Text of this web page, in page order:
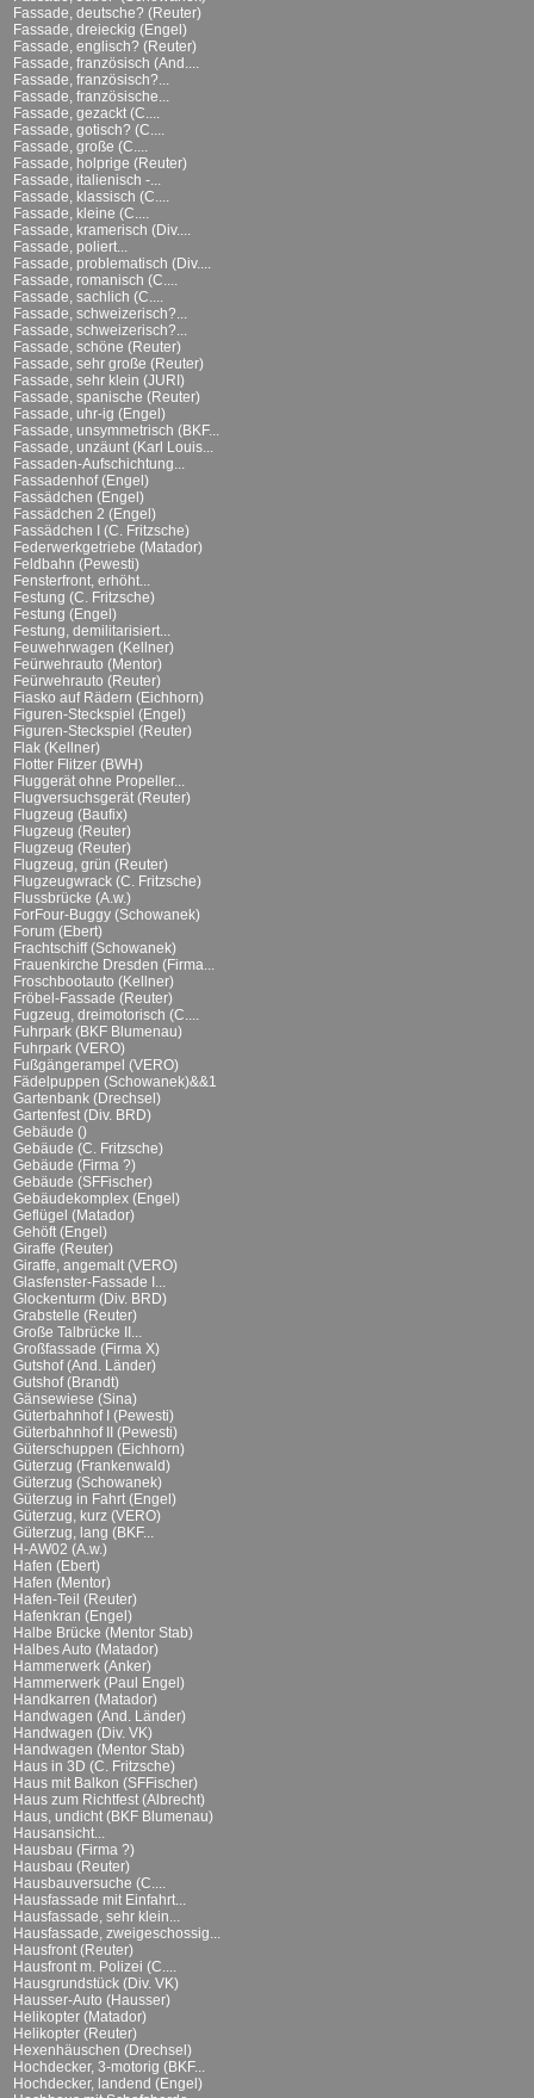
Fassade, deutsche? (Reuter)
Fassade, dreieckig (Engel)
Fassade, englisch? (Reuter)
Fassade, französisch (And....
Fassade, französisch?...
Fassade, französische...
Fassade, gezackt (C....
Fassade, gotisch? (C....
Fassade, große (C....
Fassade, holprige (Reuter)
Fassade, italienisch -...
Fassade, klassisch (C....
Fassade, kleine (C....
Fassade, kramerisch (Div....
Fassade, poliert...
Fassade, problematisch (Div....
Fassade, romanisch (C....
Fassade, sachlich (C....
Fassade, schweizerisch?...
Fassade, schweizerisch?...
Fassade, schöne (Reuter)
Fassade, sehr große (Reuter)
Fassade, sehr klein (JURI)
Fassade, spanische (Reuter)
Fassade, uhr-ig (Engel)
Fassade, unsymmetrisch (BKF...
Fassade, unzäunt (Karl Louis...
Fassaden-Aufschichtung...
Fassadenhof (Engel)
Fassädchen (Engel)
Fassädchen 2 (Engel)
Fassädchen I (C. Fritzsche)
Federwerkgetriebe (Matador)
Feldbahn (Pewesti)
Fensterfront, erhöht...
Festung (C. Fritzsche)
Festung (Engel)
Festung, demilitarisiert...
Feuwehrwagen (Kellner)
Feürwehrauto (Mentor)
Feürwehrauto (Reuter)
Fiasko auf Rädern (Eichhorn)
Figuren-Steckspiel (Engel)
Figuren-Steckspiel (Reuter)
Flak (Kellner)
Flotter Flitzer (BWH)
Fluggerät ohne Propeller...
Flugversuchsgerät (Reuter)
Flugzeug (Baufix)
Flugzeug (Reuter)
Flugzeug (Reuter)
Flugzeug, grün (Reuter)
Flugzeugwrack (C. Fritzsche)
Flussbrücke (A.w.)
ForFour-Buggy (Schowanek)
Forum (Ebert)
Frachtschiff (Schowanek)
Frauenkirche Dresden (Firma...
Froschbootauto (Kellner)
Fröbel-Fassade (Reuter)
Fugzeug, dreimotorisch (C....
Fuhrpark (BKF Blumenau)
Fuhrpark (VERO)
Fußgängerampel (VERO)
Fädelpuppen (Schowanek)&&1
Gartenbank (Drechsel)
Gartenfest (Div. BRD)
Gebäude ()
Gebäude (C. Fritzsche)
Gebäude (Firma ?)
Gebäude (SFFischer)
Gebäudekomplex (Engel)
Geflügel (Matador)
Gehöft (Engel)
Giraffe (Reuter)
Giraffe, angemalt (VERO)
Glasfenster-Fassade I...
Glockenturm (Div. BRD)
Grabstelle (Reuter)
Große Talbrücke II...
Großfassade (Firma X)
Gutshof (And. Länder)
Gutshof (Brandt)
Gänsewiese (Sina)
Güterbahnhof I (Pewesti)
Güterbahnhof II (Pewesti)
Güterschuppen (Eichhorn)
Güterzug (Frankenwald)
Güterzug (Schowanek)
Güterzug in Fahrt (Engel)
Güterzug, kurz (VERO)
Güterzug, lang (BKF...
H-AW02 (A.w.)
Hafen (Ebert)
Hafen (Mentor)
Hafen-Teil (Reuter)
Hafenkran (Engel)
Halbe Brücke (Mentor Stab)
Halbes Auto (Matador)
Hammerwerk (Anker)
Hammerwerk (Paul Engel)
Handkarren (Matador)
Handwagen (And. Länder)
Handwagen (Div. VK)
Handwagen (Mentor Stab)
Haus in 3D (C. Fritzsche)
Haus mit Balkon (SFFischer)
Haus zum Richtfest (Albrecht)
Haus, undicht (BKF Blumenau)
Hausansicht...
Hausbau (Firma ?)
Hausbau (Reuter)
Hausbauversuche (C....
Hausfassade mit Einfahrt...
Hausfassade, sehr klein...
Hausfassade, zweigeschossig...
Hausfront (Reuter)
Hausfront m. Polizei (C....
Hausgrundstück (Div. VK)
Hausser-Auto (Hausser)
Helikopter (Matador)
Helikopter (Reuter)
Hexenhäuschen (Drechsel)
Hochdecker, 3-motorig (BKF...
Hochdecker, landend (Engel)